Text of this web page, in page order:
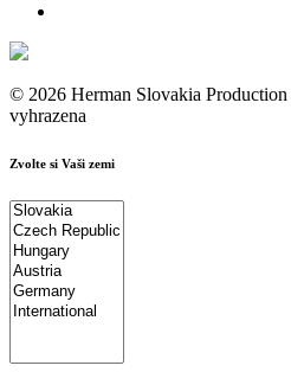
© 2026 Herman Slovakia Production
vyhrazena
Zvolte si Vaši zemi